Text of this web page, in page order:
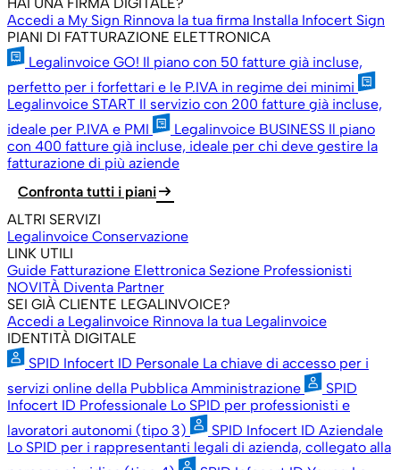
Accedi a My Sign Rinnova la tua firma Installa Infocert Sign
PIANI DI FATTURAZIONE ELETTRONICA
Legalinvoice GO! Il piano con 50 fatture già incluse,
perfetto per i forfettari e le P.IVA in regime dei minimi
Legalinvoice START Il servizio con 200 fatture già incluse,
ideale per P.IVA e PMI
Legalinvoice BUSINESS Il piano
con 400 fatture già incluse, ideale per chi deve gestire la
fatturazione di più aziende
Confronta tutti i pianiarrow_right_alt
ALTRI SERVIZI
Legalinvoice Conservazione
LINK UTILI
Guide Fatturazione Elettronica Sezione Professionisti
NOVITÀ Diventa Partner
SEI GIÀ CLIENTE LEGALINVOICE?
Accedi a Legalinvoice Rinnova la tua Legalinvoice
IDENTITÀ DIGITALE
SPID Infocert ID Personale La chiave di accesso per i
servizi online della Pubblica Amministrazione
SPID
Infocert ID Professionale Lo SPID per professionisti e
lavoratori autonomi (tipo 3)
SPID Infocert ID Aziendale
Lo SPID per i rappresentanti legali di azienda, collegato alla